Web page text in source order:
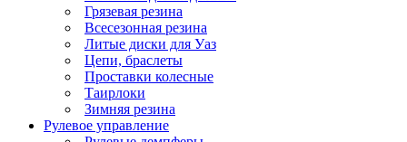
Грязевая резина
Всесезонная резина
Литые диски для Уаз
Цепи, браслеты
Проставки колесные
Таирлоки
Зимняя резина
Рулевое управление